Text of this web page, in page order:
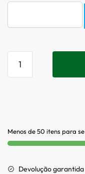
Menos de 50 itens para
Devolução garantida